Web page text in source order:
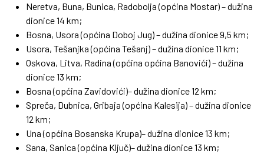
Neretva, Buna, Bunica, Radobolja (općina Mostar) – dužina
dionice 14 km;
Bosna, Usora (općina Doboj Jug) – dužina dionice 9,5 km;
Usora, Tešanjka (općina Tešanj) – dužina dionice 11 km;
Oskova, Litva, Radina (općina općina Banovići) – dužina
dionice 13 km;
Bosna (općina Zavidovići)– dužina dionice 12 km;
Spreča, Dubnica, Gribaja (općina Kalesija) – dužina dionice
12 km;
Una (općina Bosanska Krupa)– dužina dionice 13 km;
Sana, Sanica (općina Ključ)– dužina dionice 13 km;